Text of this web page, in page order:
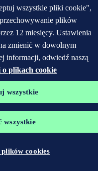
wszystkie pliki cookie",
plików
12 miesięcy. Ustawienia
zmienić w dowolnym
informacji, odwiedź naszą
plikach cookie
wszystkie
wszystkie
cookies